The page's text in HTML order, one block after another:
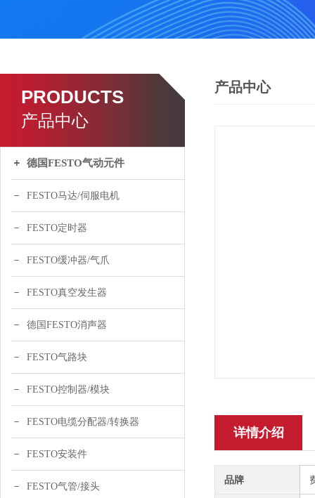
PRODUCTS
产品中心
德国FESTO气动元件
FESTO马达/伺服电机
FESTO定时器
FESTO缓冲器/气爪
FESTO真空发生器
德国FESTO消声器
FESTO气路块
FESTO控制器/模块
FESTO电缆分配器/转换器
FESTO安装件
FESTO气管/接头
产品中心
详情介绍
品牌